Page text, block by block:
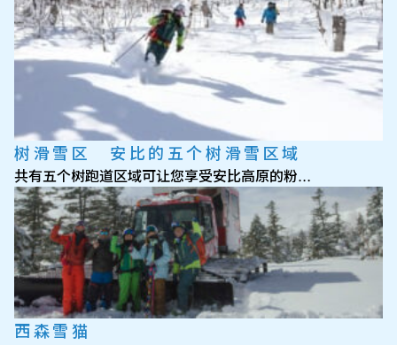
树滑雪区 安比的五个树滑雪区域
共有五个树跑道区域可让您享受安比高原的粉…
西森雪猫